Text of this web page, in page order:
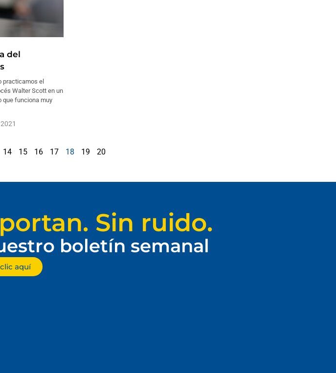
del
practicamos el
Walter Scott en un
que funciona muy
14 15 16 17 18 19 20
Sin ruido.
boletín semanal
aquí